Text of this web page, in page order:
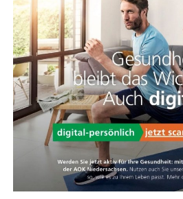
Feder­ein­heit spricht nur bei
zusätz­li­chen Kom­fort für
ohne das direk­te Fahr­ge­fühl zu